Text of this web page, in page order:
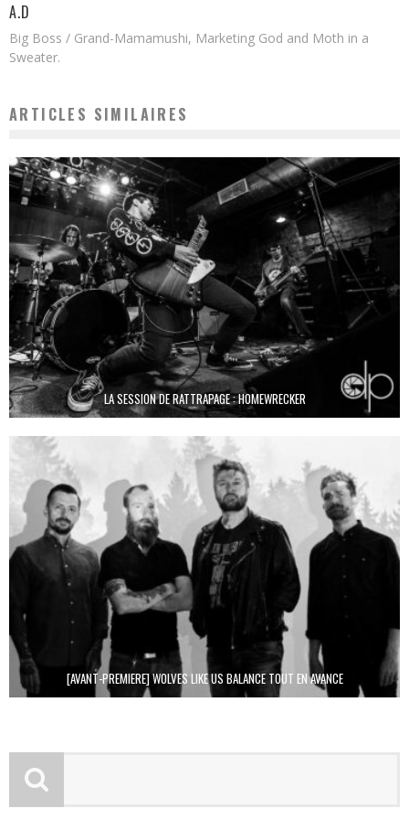
A.D
Big Boss / Grand-Mamamushi, Marketing God and Moth in a
Sweater.
ARTICLES SIMILAIRES
LA SESSION DE RATTRAPAGE : HOMEWRECKER
[AVANT-PREMIERE] WOLVES LIKE US BALANCE TOUT EN AVANCE